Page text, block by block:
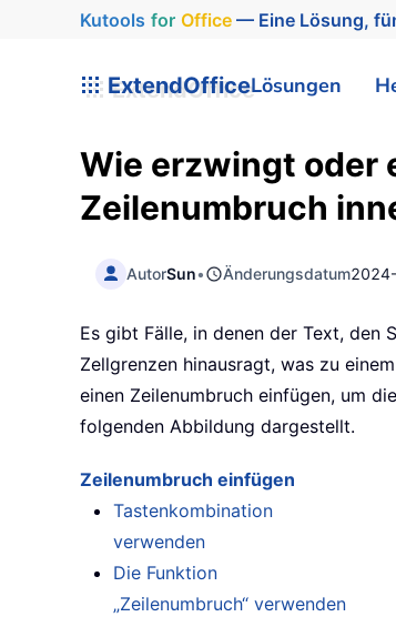
Kutools for Office— Eine Lösung,
ExtendOfficeLösungen
Wie erzwingt oder
Zeilenumbruch
AutorSun• Änderungsdatum
Es gibt Fälle, in denen der Text, den
Zellgrenzen hinausragt, was zu
einen Zeilenumbruch einfügen, um
folgenden Abbildung dargestellt.
Zeilenumbruch einfügen
Tastenkombination
verwenden
Die Funktion
„Zeilenumbruch“ verwenden